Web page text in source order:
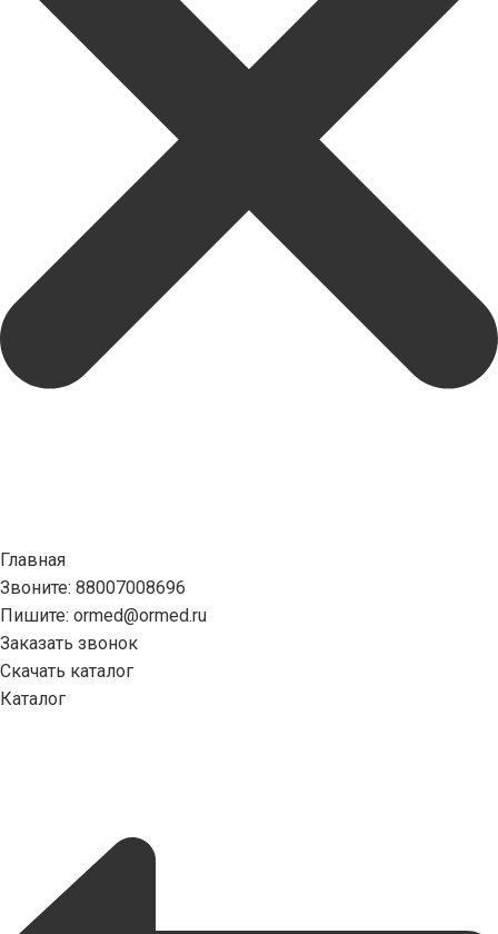
Главная
Звоните: 88007008696
Пишите: ormed@ormed.ru
Заказать звонок
Скачать каталог
Каталог